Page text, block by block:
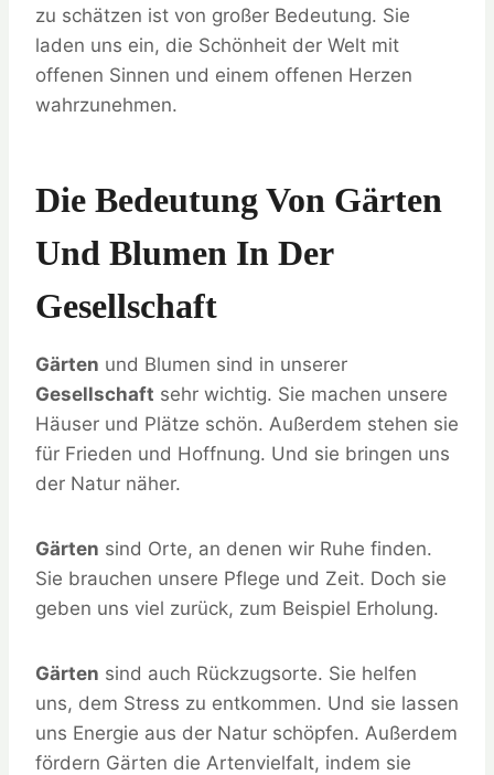
zu schätzen ist von großer Bedeutung. Sie
laden uns ein, die Schönheit der Welt mit
offenen Sinnen und einem offenen Herzen
wahrzunehmen.
Die Bedeutung Von Gärten
Und Blumen In Der
Gesellschaft
Gärten und Blumen sind in unserer
Gesellschaft sehr wichtig. Sie machen unsere
Häuser und Plätze schön. Außerdem stehen sie
für Frieden und Hoffnung. Und sie bringen uns
der Natur näher.
Gärten sind Orte, an denen wir Ruhe finden.
Sie brauchen unsere Pflege und Zeit. Doch sie
geben uns viel zurück, zum Beispiel Erholung.
Gärten sind auch Rückzugsorte. Sie helfen
uns, dem Stress zu entkommen. Und sie lassen
uns Energie aus der Natur schöpfen. Außerdem
fördern Gärten die Artenvielfalt, indem sie